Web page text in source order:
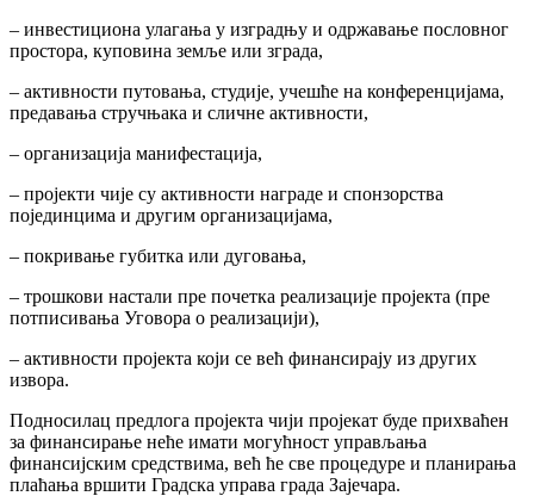
– инвестициона улагања у изградњу и одржавање пословног
простора, куповина земље или зграда,
– активности путовања, студије, учешће на конференцијама,
предавања стручњака и сличне активности,
– организација манифестација,
– пројекти чије су активности награде и спонзорства
појединцима и другим организацијама,
– покривање губитка или дуговања,
– трошкови настали пре почетка реализације пројекта (пре
потписивања Уговора о реализацији),
– активности пројекта који се већ финансирају из других
извора.
Подносилац предлога пројекта чији пројекат буде прихваћен
за финансирање неће имати могућност управљања
финансијским средствима, већ ће све процедуре и планирања
плаћања вршити Градска управа града Зајечара.